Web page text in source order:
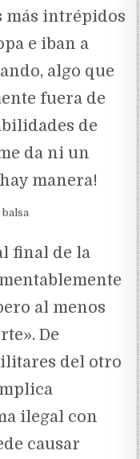
más intrépidos
e iban a
algo que
fuera de
de
da ni un
manera!
final de la
al menos
De
del otro
ilegal con
causar